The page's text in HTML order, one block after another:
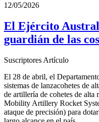
12/05/2026
El Ejército
guardián de las
Suscriptores Artículo
El 28 de abril, el
sistemas de lanzacohetes de
de artillería de cohetes de
Mobility Artillery Rocket
ataque de precisión) para